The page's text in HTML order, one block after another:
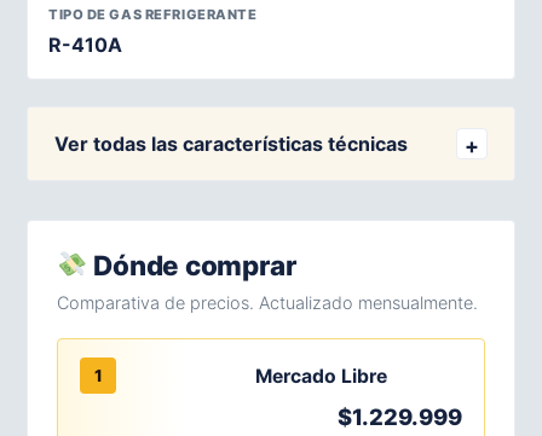
TIPO DE GAS REFRIGERANTE
R-410A
Ver todas las características técnicas
Dónde comprar
Comparativa de precios. Actualizado mensualmente.
1 Mercado Libre
$1.229.999